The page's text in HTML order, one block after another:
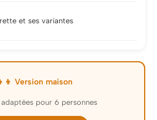
et ses variantes
Version maison
pour 6 personnes